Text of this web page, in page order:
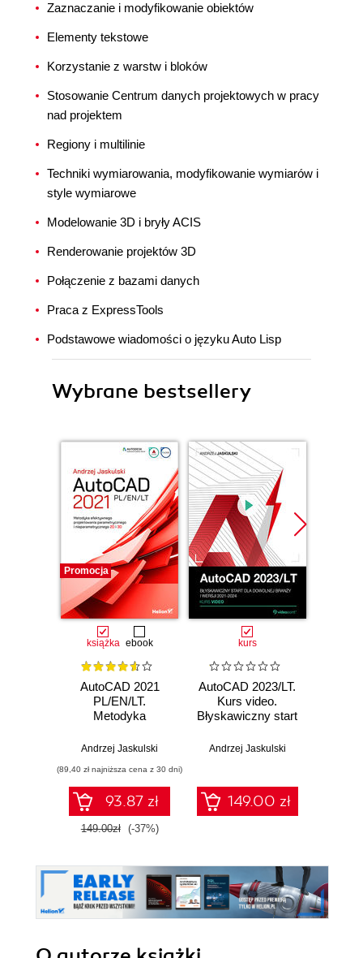
Zaznaczanie i modyfikowanie obiektów
Elementy tekstowe
Korzystanie z warstw i bloków
Stosowanie Centrum danych projektowych w pracy
nad projektem
Regiony i multilinie
Techniki wymiarowania, modyfikowanie wymiarów i
style wymiarowe
Modelowanie 3D i bryły ACIS
Renderowanie projektów 3D
Połączenie z bazami danych
Praca z ExpressTools
Podstawowe wiadomości o języku Auto Lisp
Wybrane bestsellery
Promocja
książka ebook
AutoCAD 2021
PL/EN/LT.
Metodyka
projektowania
nieparametrycznego
2D i 3D
Andrzej Jaskulski
(89,40 zł najniższa cena z 30 dni)
93.87 zł
149.00zł (-37%)
kurs
AutoCAD 2023/LT.
Kurs video.
Błyskawiczny start
branży i wersji
Andrzej Jaskulski
149.00 zł